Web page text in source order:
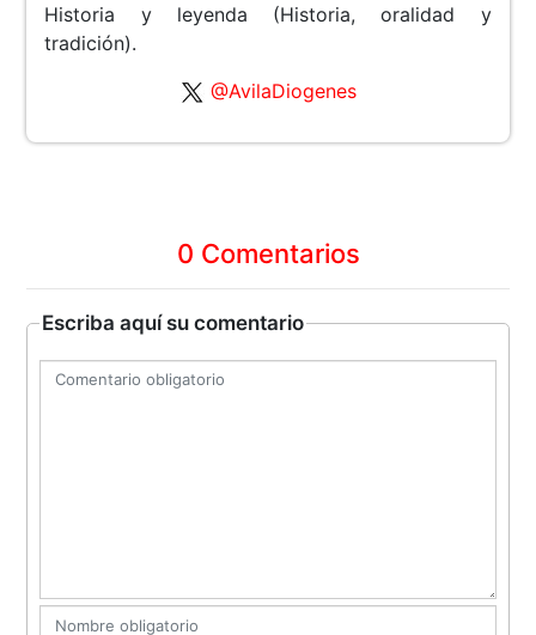
Historia y leyenda (Historia, oralidad y
tradición).
@AvilaDiogenes
0 Comentarios
Escriba aquí su comentario